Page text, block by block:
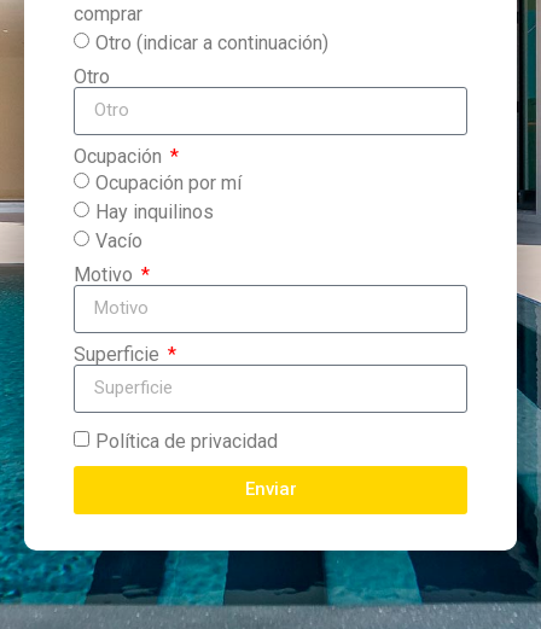
comprar
Otro (indicar a continuación)
Otro
Ocupación
Ocupación por mí
Hay inquilinos
Vacío
Motivo
Superficie
Política de privacidad
Enviar